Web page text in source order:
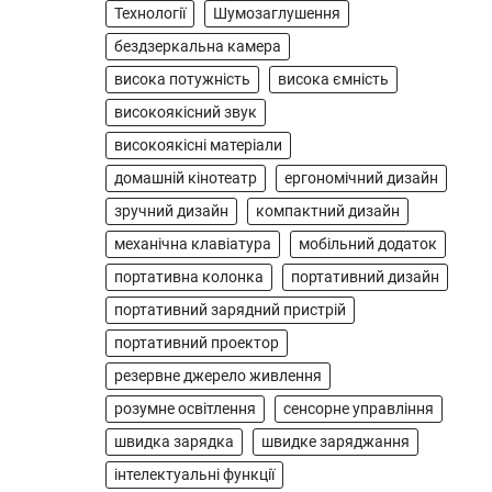
4
для заряджання ваших
пристроїв…
5
ГЕЙМІНГ
Бездротовий контролер
8BitDo Lite SE 2.4G для
Xbox
В'ячеслав 2024-09-03
8BitDo Lite SE 2.4G — це
компактний бездротовий
контролер, розроблений
спеціально для Xbox. Завдяки
своєму…
АУДІО КОЛОНКИ
Бездротова колонка LG
XBOOM Go XG2T
В'ячеслав
Технології
Шумозаглушення
бездзеркальна камера
висока потужність
висока ємність
високоякісний звук
високоякісні матеріали
домашній кінотеатр
ергономічний дизайн
зручний дизайн
компактний дизайн
механічна клавіатура
мобільний додаток
портативна колонка
портативний дизайн
портативний зарядний пристрій
портативний проектор
резервне джерело живлення
розумне освітлення
сенсорне управління
швидка зарядка
швидке заряджання
інтелектуальні функції